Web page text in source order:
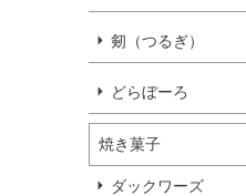
剱（つるぎ）
どらぼーろ
焼き菓子
ダックワーズ